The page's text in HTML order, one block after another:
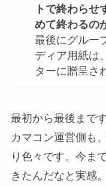
トで終わらせ
めて終わるの
最後にグルー
ディア用紙は
ターに贈呈さ
最初から最後まで
カマコン運営側も
り色々です。今ま
きたんだなと実感。